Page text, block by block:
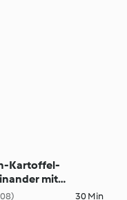
Kartoffel-
mit
30 Min